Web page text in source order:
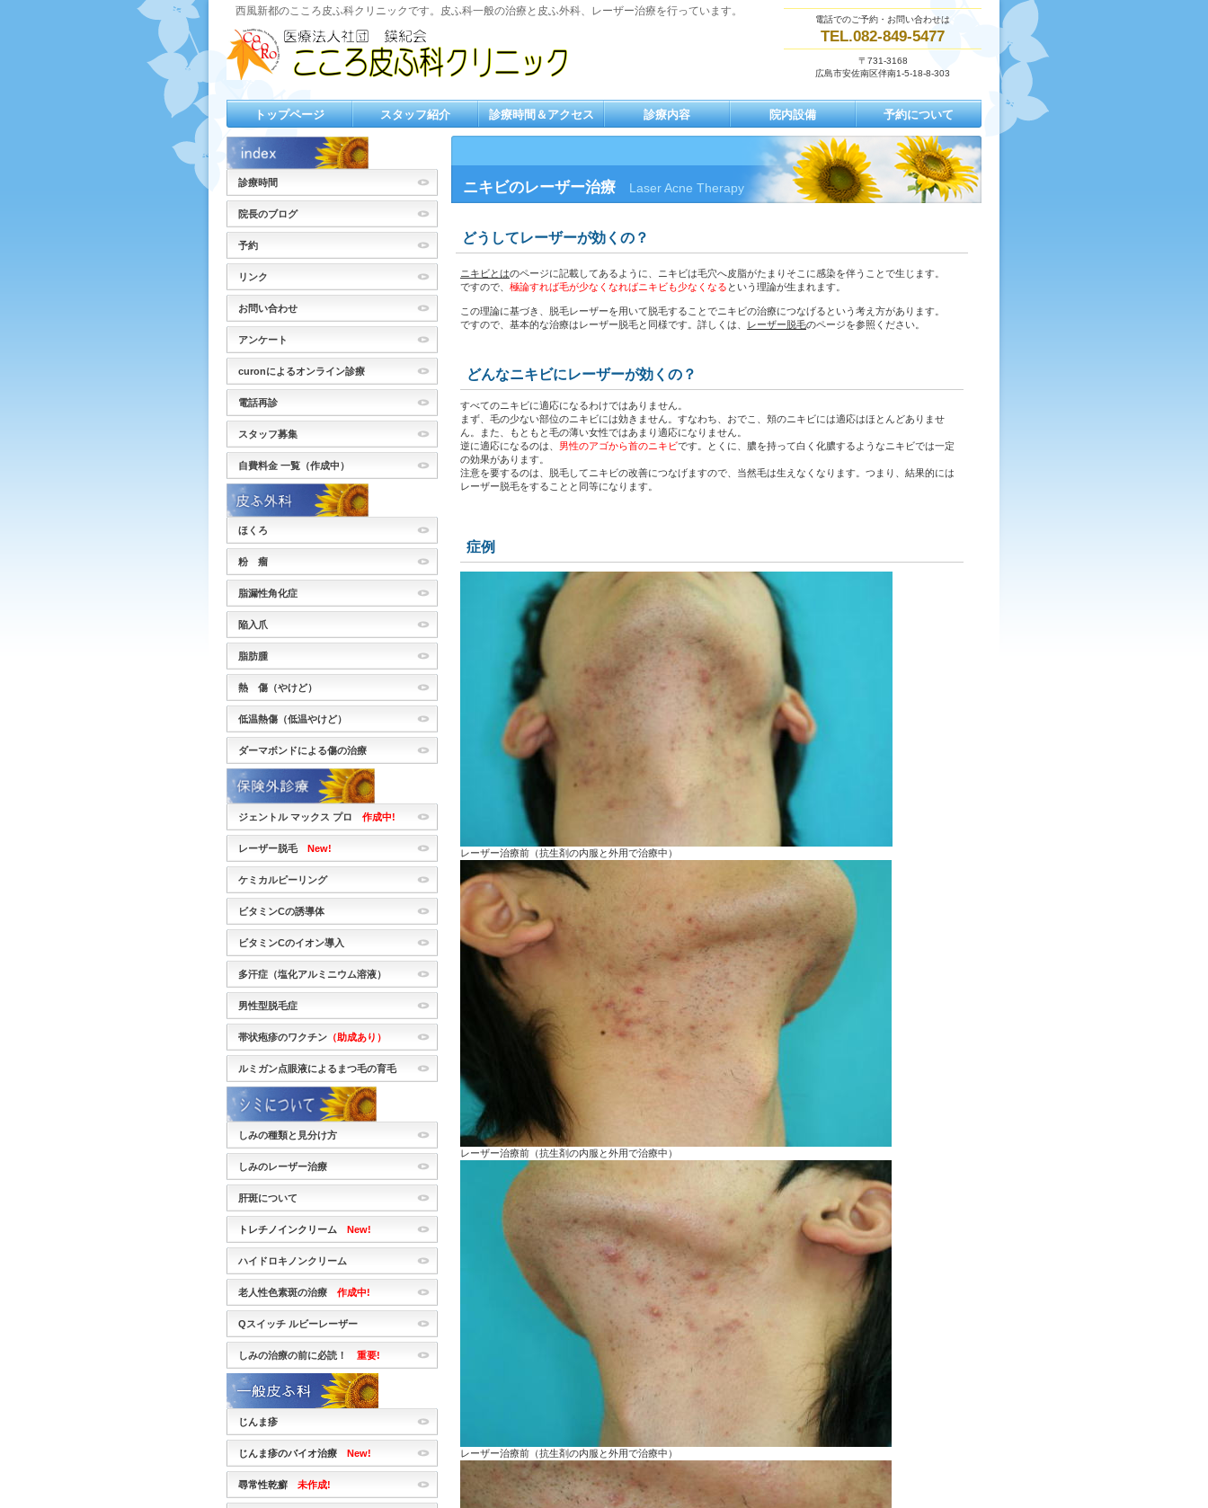
西風新都のこころ皮ふ科クリニックです。皮ふ科一般の治療と皮ふ外科、レーザー治療を行っています。
電話でのご予約・お問い合わせは
TEL.082-849-5477
〒731-3168
広島市安佐南区伴南1-5-18-8-303
ニキビのレーザー治療 Laser Acne Therapy
どうしてレーザーが効くの？
ニキビとはのページに記載してあるように、ニキビは毛穴へ皮脂がたまりそこに感染を伴うことで生じます。
ですので、 極論すれば毛が少なくなればニキビも少なくなる という理論が生まれます。
この理論に基づき、脱毛レーザーを用いて脱毛することでニキビの治療につなげるという考え方があります。
ですので、基本的な治療はレーザー脱毛と同様です。詳しくは、 レーザー脱毛のページを参照ください。
どんなニキビにレーザーが効くの？
すべてのニキビに適応になるわけではありません。
まず、毛の少ない部位のニキビには効きません。すなわち、おでこ、頬のニキビには適応はほとんどありませ
ん。また、もともと毛の薄い女性ではあまり適応になりません。
逆に適応になるのは、 男性のアゴから首のニキビです。とくに、膿を持って白く化膿するようなニキビでは一定
の効果があります。
注意を要するのは、脱毛してニキビの改善につなげますので、当然毛は生えなくなります。つまり、結果的には
レーザー脱毛をすることと同等になります。
症例
レーザー治療前（抗生剤の内服と外用で治療中）
レーザー治療前（抗生剤の内服と外用で治療中）
レーザー治療前（抗生剤の内服と外用で治療中）
トップページ スタッフ紹介 診療時間＆アクセス 診療内容 院内設備 予約について
診療時間
院長のブログ
予約
リンク
お問い合わせ
アンケート
curonによるオンライン診療
電話再診
スタッフ募集
自費料金 一覧（作成中）
ほくろ
粉 瘤
脂漏性角化症
陥入爪
脂肪腫
熱 傷（やけど）
低温熱傷（低温やけど）
ダーマボンドによる傷の治療
ジェントル マックス プロ 作成中!
レーザー脱毛New!
ケミカルピーリング
ビタミンCの誘導体
ビタミンCのイオン導入
多汗症（塩化アルミニウム溶液）
男性型脱毛症
帯状疱疹のワクチン （助成あり）
ルミガン点眼液によるまつ毛の育毛
しみの種類と見分け方
しみのレーザー治療
肝斑について
トレチノインクリーム New!
ハイドロキノンクリーム
老人性色素斑の治療 作成中!
Qスイッチ ルビーレーザー
しみの治療の前に必読！ 重要!
じんま疹
じんま疹のバイオ治療 New!
尋常性乾癬 未作成!